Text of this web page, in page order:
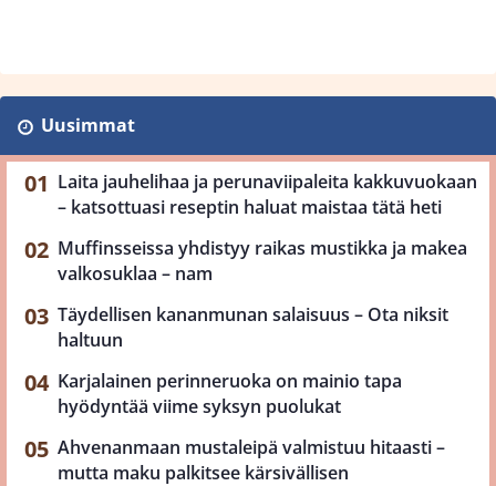
Uusimmat
Laita jauhelihaa ja perunaviipaleita kakkuvuokaan
– katsottuasi reseptin haluat maistaa tätä heti
Muffinsseissa yhdistyy raikas mustikka ja makea
valkosuklaa – nam
Täydellisen kananmunan salaisuus – Ota niksit
haltuun
Karjalainen perinneruoka on mainio tapa
hyödyntää viime syksyn puolukat
Ahvenanmaan mustaleipä valmistuu hitaasti –
mutta maku palkitsee kärsivällisen